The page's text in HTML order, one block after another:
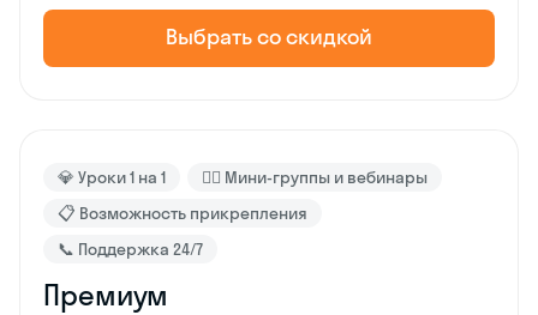
Выбрать со скидкой
💎 Уроки 1 на 1
🙋‍♂️ Мини-группы и вебинары
📋 Возможность прикрепления
📞 Поддержка 24/7
Премиум